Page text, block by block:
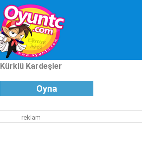
Kürklü Kardeşler
Oyna
reklam